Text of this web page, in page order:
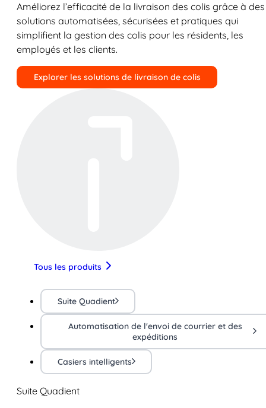
Améliorez l’efficacité de la livraison des colis grâce à des
solutions automatisées, sécurisées et pratiques qui
simplifient la gestion des colis pour les résidents, les
employés et les clients.
Explorer les solutions de livraison de colis
Tous les produits
Suite Quadient
Automatisation de l'envoi de courrier et des
expéditions
Casiers intelligents
Suite Quadient